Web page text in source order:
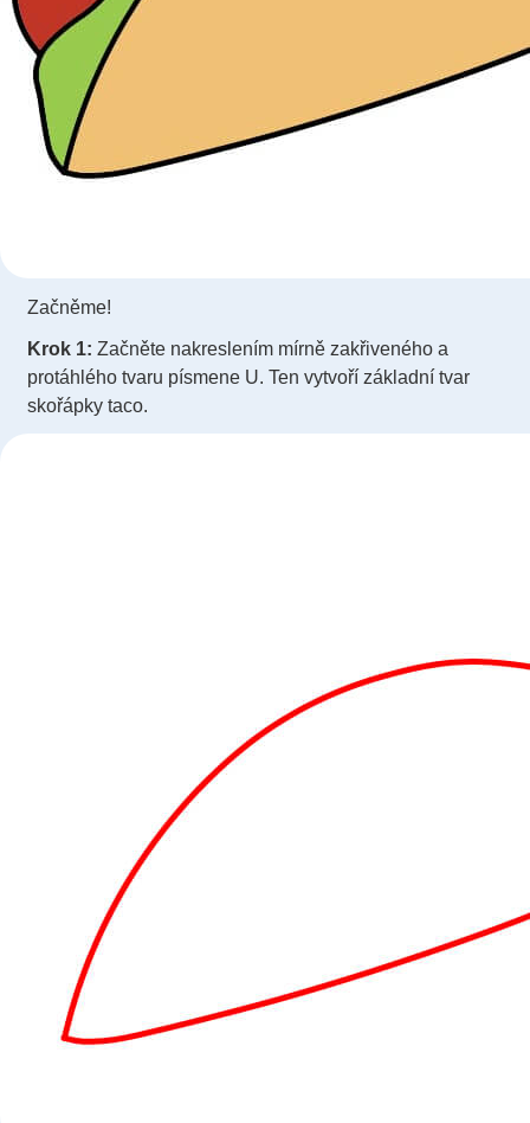
Začněme!
Krok 1:Začněte nakreslením mírně zakřiveného a
protáhlého tvaru písmene U. Ten vytvoří základní tvar
skořápky taco.